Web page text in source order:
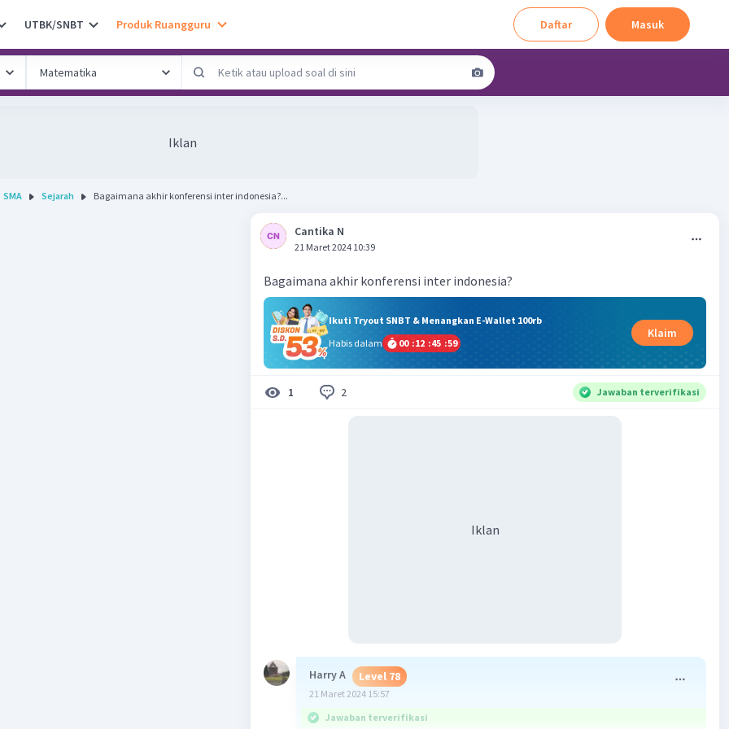
UTBK/SNBT Produk Ruangguru Daftar Masuk
Iklan
SMA Sejarah Bagaimana akhir konferensi inter indonesia?...
Cantika N
21 Maret 2024 10:39
Bagaimana akhir konferensi inter indonesia?
Ikuti Tryout SNBT & Menangkan E-Wallet 100rb
Habis dalam
00 :12 :45 :59
Klaim
1 2 Jawaban terverifikasi
Iklan
Harry A Level 78
21 Maret 2024 15:57
Jawaban terverifikasi